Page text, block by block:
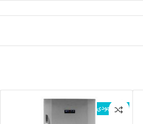
اتمام موجودی